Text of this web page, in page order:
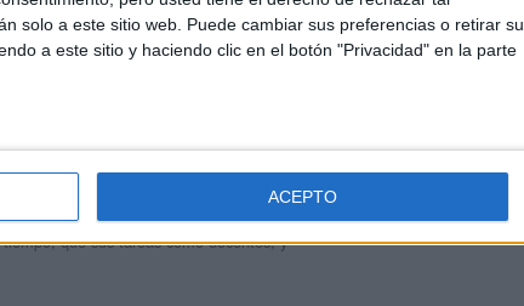
solo a este sitio web. Puede cambiar sus preferencias o retirar su
a este sitio y haciendo clic en el botón "Privacidad" en la parte
ACEPTO
de dos profesores Ginés y
los contenidos que encontramos
que sus tareas como docentes, y